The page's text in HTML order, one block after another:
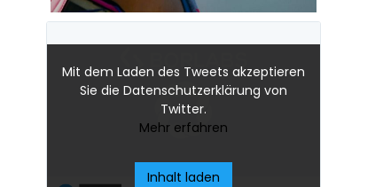
Mit dem Laden des Tweets akzeptieren
Sie die Datenschutzerklärung von
Twitter.
Mehr erfahren
Inhalt laden